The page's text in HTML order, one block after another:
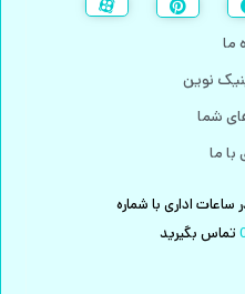
ما
نوین
شما
ما
ساعات اداری با شماره
تماس بگیرید